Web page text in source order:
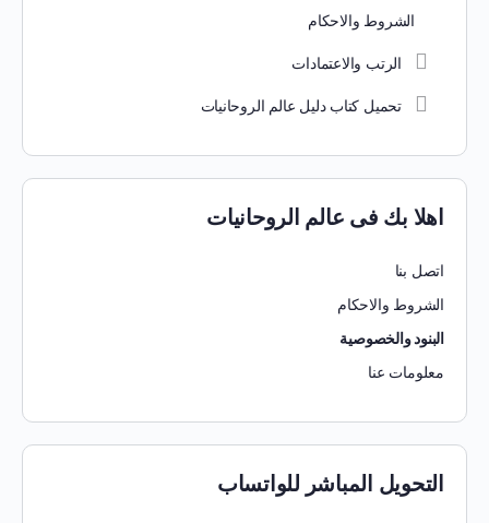
الشروط والاحكام
الرتب والاعتمادات
تحميل كتاب دليل عالم الروحانيات
اهلا بك فى عالم الروحانيات
اتصل بنا
الشروط والاحكام
البنود والخصوصية
معلومات عنا
التحويل المباشر للواتساب